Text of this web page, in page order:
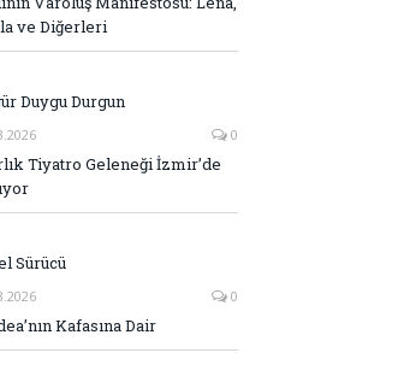
ve Diğerleri
Duygu Durgun
0
Tiyatro Geleneği İzmir’de
Sürücü
0
Kafasına Dair